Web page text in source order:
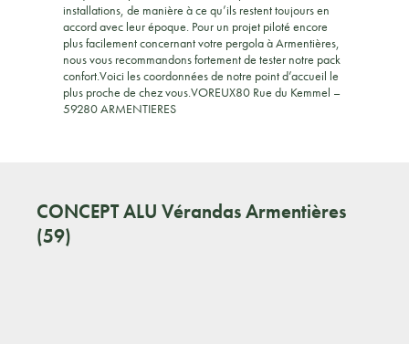
installations, de manière à ce qu’ils restent toujours en
accord avec leur époque. Pour un projet piloté encore
plus facilement concernant votre pergola à Armentières,
nous vous recommandons fortement de tester notre pack
confort.Voici les coordonnées de notre point d’accueil le
plus proche de chez vous.VOREUX80 Rue du Kemmel –
59280 ARMENTIERES
CONCEPT ALU Vérandas Armentières
(59)